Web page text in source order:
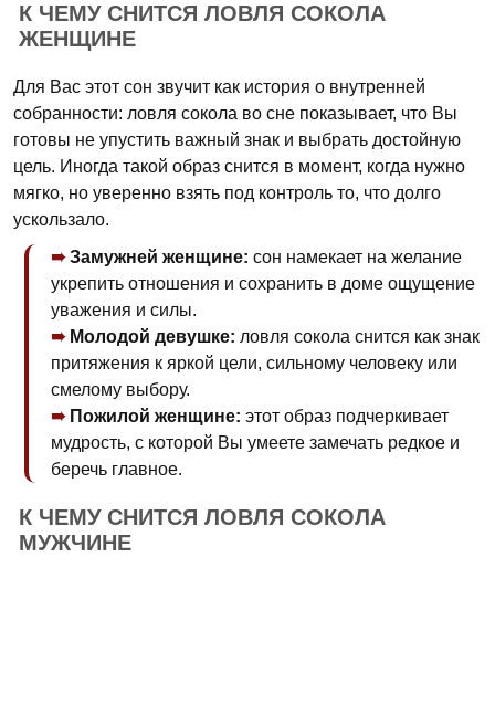
К ЧЕМУ СНИТСЯ ЛОВЛЯ СОКОЛА
ЖЕНЩИНЕ
Для Вас этот сон звучит как история о внутренней
собранности: ловля сокола во сне показывает, что Вы
готовы не упустить важный знак и выбрать достойную
цель. Иногда такой образ снится в момент, когда нужно
мягко, но уверенно взять под контроль то, что долго
ускользало.
Замужней женщине: сон намекает на желание
укрепить отношения и сохранить в доме ощущение
уважения и силы.
Молодой девушке: ловля сокола снится как знак
притяжения к яркой цели, сильному человеку или
смелому выбору.
Пожилой женщине: этот образ подчеркивает
мудрость, с которой Вы умеете замечать редкое и
беречь главное.
К ЧЕМУ СНИТСЯ ЛОВЛЯ СОКОЛА
МУЖЧИНЕ